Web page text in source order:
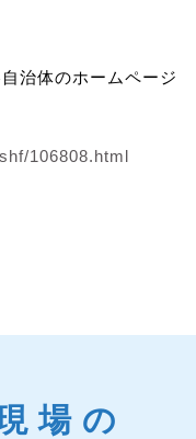
治体のホームページ
106808.html
場の